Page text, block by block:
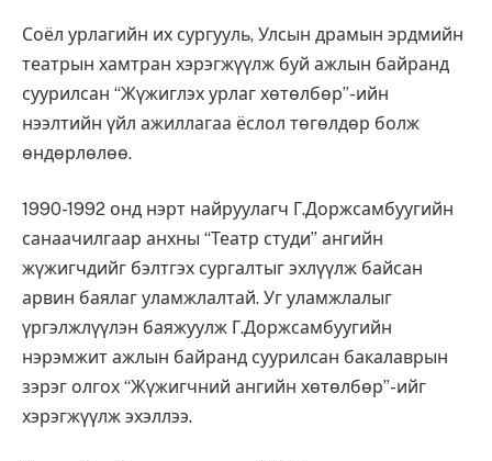
Соёл урлагийн их сургууль, Улсын драмын эрдмийн
театрын хамтран хэрэгжүүлж буй ажлын байранд
суурилсан “Жүжиглэх урлаг хөтөлбөр”-ийн
нээлтийн үйл ажиллагаа ёслол төгөлдөр болж
өндөрлөлөө.
1990-1992 онд нэрт найруулагч Г.Доржсамбуугийн
санаачилгаар анхны “Театр студи” ангийн
жүжигчдийг бэлтгэх сургалтыг эхлүүлж байсан
арвин баялаг уламжлалтай. Уг уламжлалыг
үргэлжлүүлэн баяжуулж Г.Доржсамбуугийн
нэрэмжит ажлын байранд суурилсан бакалаврын
зэрэг олгох “Жүжигчний ангийн хөтөлбөр”-ийг
хэрэгжүүлж эхэллээ.